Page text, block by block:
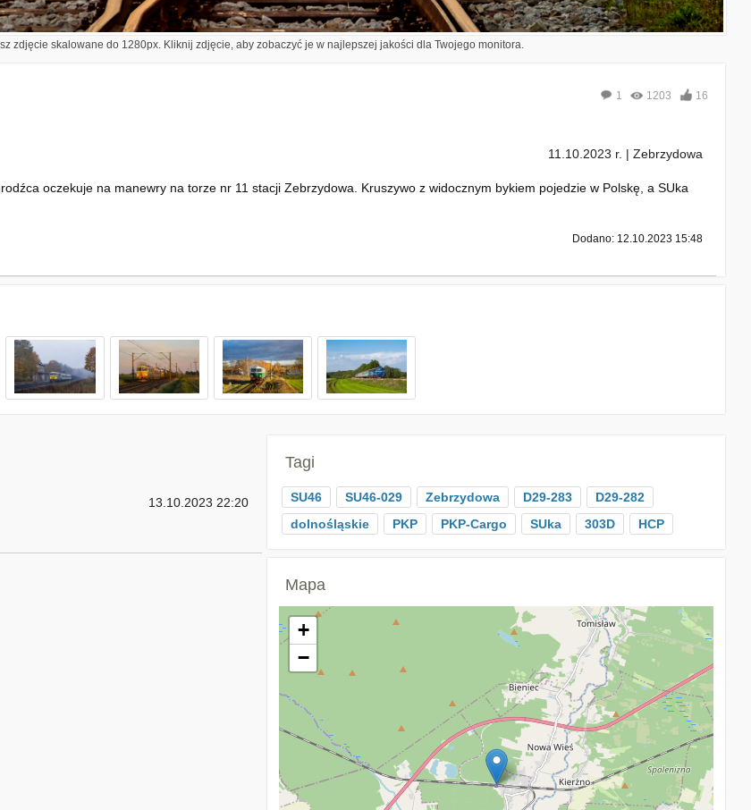
zdjęcie skalowane do 1280px. Kliknij zdjęcie, aby zobaczyć je w najlepszej jakości dla Twojego monitora.
1 1203 16
11.10.2023 r. | Zebrzydowa
oczekuje na manewry na torze nr 11 stacji Zebrzydowa. Kruszywo z widocznym bykiem pojedzie w Polskę, a SUka
Dodano: 12.10.2023 15:48
13.10.2023 22:20
Tagi
SU46 SU46-029 Zebrzydowa D29-283
D29-282
dolnośląskie
PKP PKP-Cargo SUka 303D HCP
Mapa
+
−